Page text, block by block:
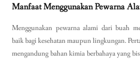
Manfaat Menggunakan Pewarna
Menggunakan pewarna alami dari buah
baik bagi kesehatan maupun lingkungan.
mengandung bahan kimia berbahaya yang